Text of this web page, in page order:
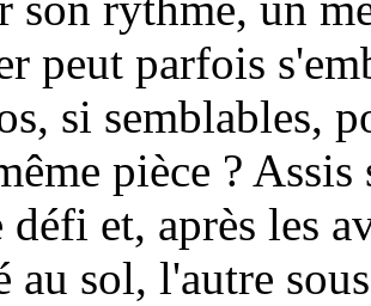
peut parfois
si semblables,
pièce ?
défi et, après les
au sol, l'autre